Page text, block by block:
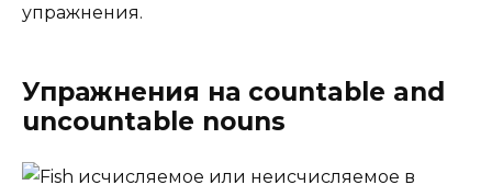
упражнения.
Упражнения на countable and
uncountable nouns